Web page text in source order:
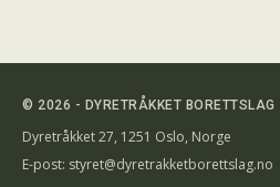
© 2026 - DYRETRÅKKET BORETTSLAG
Dyretråkket 27, 1251 Oslo, Norge
E-post: styret@dyretrakketborettslag.no